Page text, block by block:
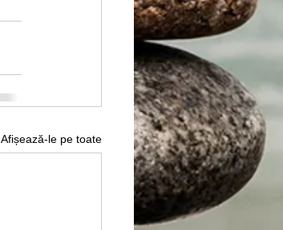
Afișează-le pe toate